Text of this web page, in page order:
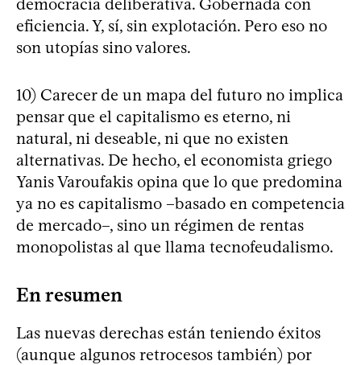
eficiencia. Y, sí, sin explotación. Pero eso no
son utopías sino valores.
10) Carecer de un mapa del futuro no implica
pensar que el capitalismo es eterno, ni
natural, ni deseable, ni que no existen
alternativas. De hecho, el economista griego
Yanis Varoufakis opina que lo que predomina
ya no es capitalismo –basado en competencia
de mercado–, sino un régimen de rentas
monopolistas al que llama tecnofeudalismo.
En resumen
Las nuevas derechas están teniendo éxitos
(aunque algunos retrocesos también) por